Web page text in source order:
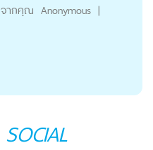
จากคุณ Anonymous |
SOCIAL